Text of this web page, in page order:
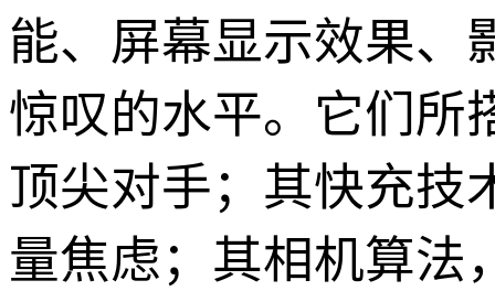
能、屏幕显示效果、
惊叹的水平。它们所
顶尖对手；其快充技
量焦虑；其相机算法